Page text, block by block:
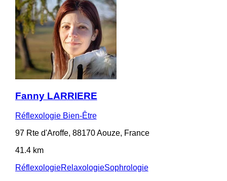
Fanny LARRIERE
Réflexologie Bien-Être
97 Rte d'Aroffe, 88170 Aouze, France
41.4 km
RéflexologieRelaxologieSophrologie